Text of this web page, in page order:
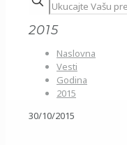
2015
Naslovna
Vesti
Godina
2015
30/10/2015